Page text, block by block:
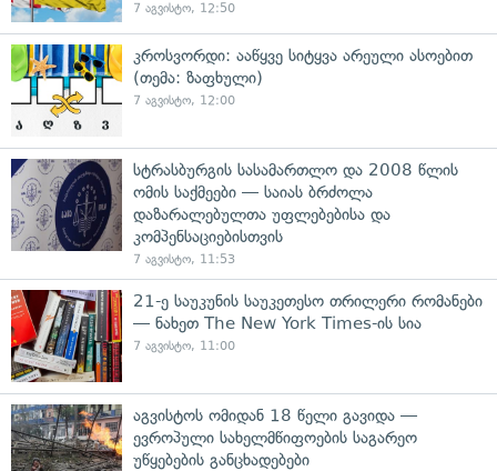
7 აგვისტო, 12:50
კროსვორდი: ააწყვე სიტყვა არეული ასოებით
(თემა: ზაფხული)
7 აგვისტო, 12:00
სტრასბურგის სასამართლო და 2008 წლის
ომის საქმეები — საიას ბრძოლა
დაზარალებულთა უფლებებისა და
კომპენსაციებისთვის
7 აგვისტო, 11:53
21-ე საუკუნის საუკეთესო თრილერი რომანები
— ნახეთ The New York Times-ის სია
7 აგვისტო, 11:00
აგვისტოს ომიდან 18 წელი გავიდა —
ევროპული სახელმწიფოების საგარეო
უწყებების განცხადებები